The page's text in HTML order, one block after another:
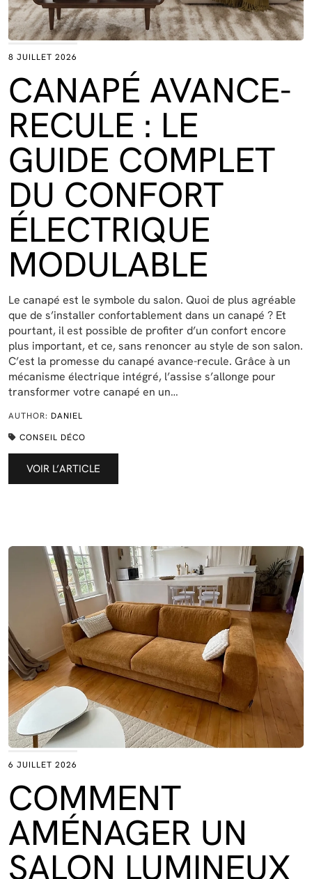
8 JUILLET 2026
CANAPÉ AVANCE-
RECULE : LE
GUIDE COMPLET
DU CONFORT
ÉLECTRIQUE
MODULABLE
Le canapé est le symbole du salon. Quoi de plus agréable
que de s’installer confortablement dans un canapé ? Et
pourtant, il est possible de profiter d’un confort encore
plus important, et ce, sans renoncer au style de son salon.
C’est la promesse du canapé avance-recule. Grâce à un
mécanisme électrique intégré, l’assise s’allonge pour
transformer votre canapé en un…
AUTHOR: DANIEL
CONSEIL DÉCO
VOIR L’ARTICLE
6 JUILLET 2026
COMMENT
AMÉNAGER UN
SALON LUMINEUX